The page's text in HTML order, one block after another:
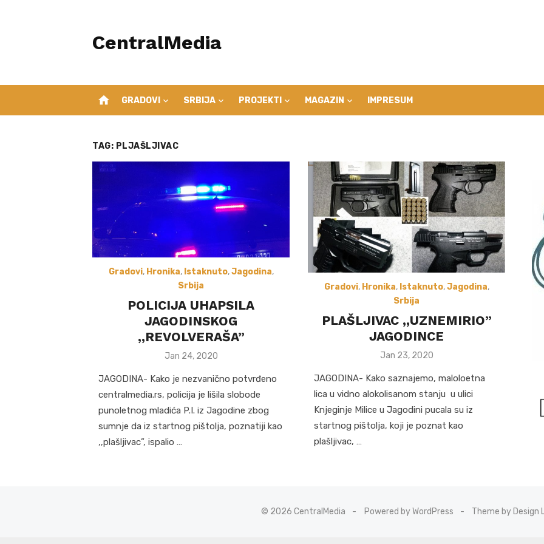
CentralMedia
home GRADOVI SRBIJA PROJEKTI MAGAZIN IMPRESUM
TAG: PLJAŠLJIVAC
Gradovi, Hronika, Istaknuto,Jagodina,
Srbija
POLICIJA UHAPSILA
JAGODINSKOG
,,REVOLVERAŠA”
Posted
Jan 24, 2020
JAGODINA- Kako je nezvanično potvrđeno
centralmedia.rs, policija je lišila slobode
punoletnog mladića P.I. iz Jagodine zbog
sumnje da iz startnog pištolja, poznatiji kao
,,plašljivac”, ispalio …
Gradovi, Hronika, Istaknuto,Jagodina,
Srbija
PLAŠLJIVAC ,,UZNEMIRIO”
JAGODINCE
Posted
Jan 23, 2020
JAGODINA- Kako saznajemo, maloloetna
lica u vidno alokolisanom stanju u ulici
Knjeginje Milice u Jagodini pucala su iz
startnog pištolja, koji je poznat kao
plašljivac, …
© 2026 CentralMedia Powered by WordPress Theme by Design